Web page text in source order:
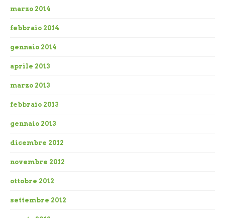
marzo 2014
febbraio 2014
gennaio 2014
aprile 2013
marzo 2013
febbraio 2013
gennaio 2013
dicembre 2012
novembre 2012
ottobre 2012
settembre 2012